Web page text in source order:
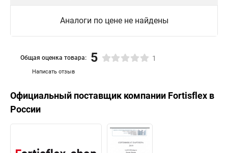
Аналоги по цене не найдены
Написать отзыв
Общая оценка товара: 5 1
Официальный поставщик компании Fortisflex в
России